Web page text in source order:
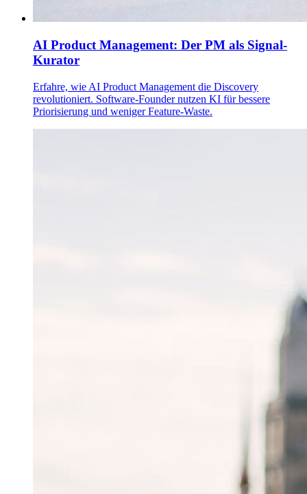
AI Product Management: Der PM als Signal-
Kurator
Erfahre, wie AI Product Management die Discovery
revolutioniert. Software-Founder nutzen KI für bessere
Priorisierung und weniger Feature-Waste.